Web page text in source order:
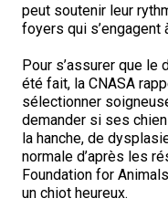
Colley (à poil lisse)
Chien finnois de
Berger allemand
Berger islandais
Lévrier écossais
Drever
Spitz finlandais
Foxhound américain
Lhasa apso
Lowchen
Caniche (moyen)
Grand caniche
Retriever (à poil frisé)
Retriever (à poil plat)
Retriever (doré)
Retriever (Labrador)
Fox-terrier (à poil
Fox-terrier (à poil dur)
Terrier du Glen of
Terrier irlandais
Bichon havanais
Lévrier italien
Chin
Bichon maltais
Cane Corso
Chien loup
Doberman pinscher
Dogue de Bordeaux
Concours sur le
Sprinter
Travail de flair
Épreuve de pistage
Top Dogs
Top Dogs sur le
Top Dogs en travail
Top Dogs
Top Dogs en agilité -
Top Dogs sur le
Top Dogs en travail
Top Dogs
Top Dogs en rallye -
Top Dogs en agilité -
Top Dogs sur le
Top Dogs en travail
Top Dog en
Top Dog en rallye -
Top Dog en agilité -
Top Dog sur le terrain
Top Dog en
Top Dog en
Top Dog en rallye -
Top Dog en agilité -
Top Dogs 2017
TOP DOG en
TOP DOG en
TOP DOG en rallye
Top Dogs 2016
TOP DOG en
TOP DOG en
Top Dogs 2015
TOP DOG en
Livres de
peut soutenir leur
foyers qui s’engagent
Pour s’assurer que
été fait, la CNASA
sélectionner
demander si ses
la hanche, de
normale d’après les
Foundation for
un chiot heureux.